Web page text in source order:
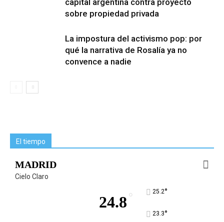
capital argentina contra proyecto
sobre propiedad privada
La impostura del activismo pop: por
qué la narrativa de Rosalía ya no
convence a nadie
El tiempo
MADRID
Cielo Claro
24.8 ° 25.2°
23.3°